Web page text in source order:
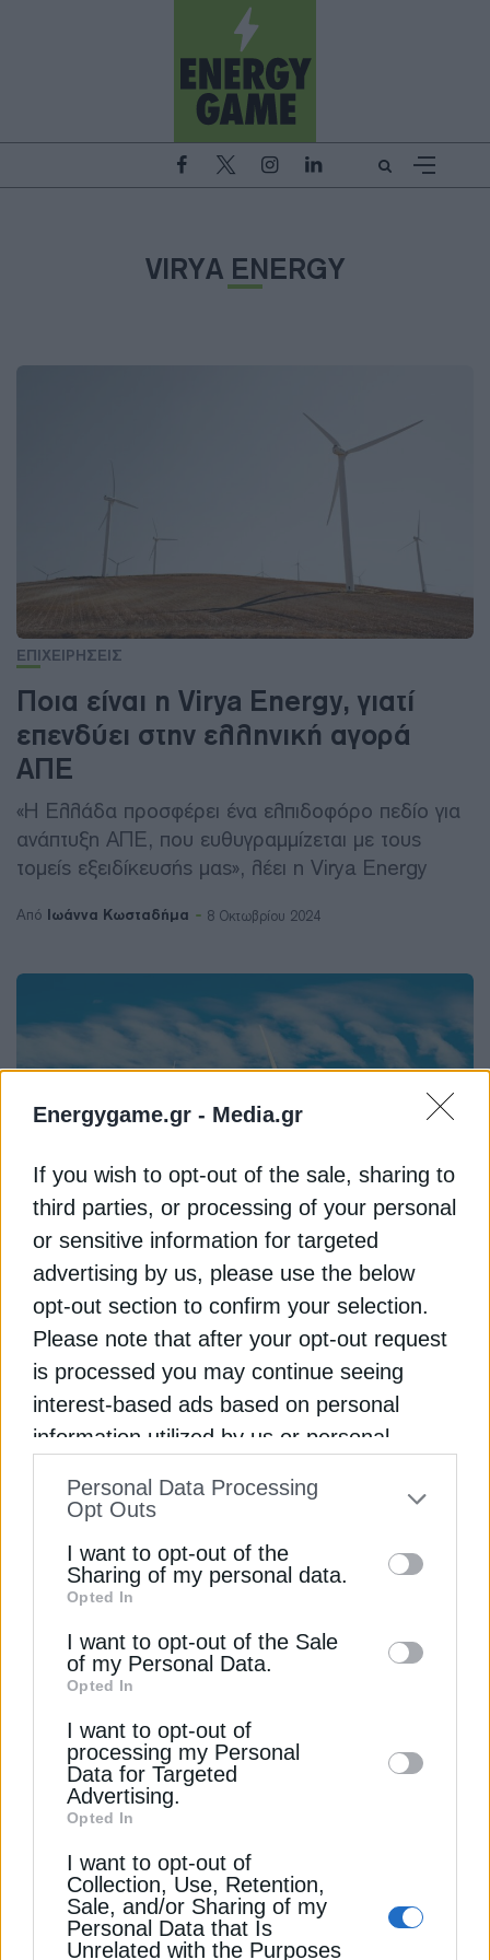
Energygame.gr - Media.gr
If you wish to opt-out of the sale, sharing to
third parties, or processing of your personal
or sensitive information for targeted
advertising by us, please use the below
opt-out section to confirm your selection.
Please note that after your opt-out request
is processed you may continue seeing
interest-based ads based on personal
information utilized by us or personal
to your opt-out. You may separately opt-out
information by third parties on the IAB’s list
of downstream participants. This
information may also be disclosed by us to
third parties on theIAB’s List of
Downstream Participants
disclose it to other third parties.
Personal Data Processing
Opt Outs
I want to opt-out of the
Sharing of my personal data.
Opted In
I want to opt-out of the Sale
of my Personal Data.
Opted In
I want to opt-out of
processing my Personal
Data for Targeted
Advertising.
Opted In
I want to opt-out of
Collection, Use, Retention,
Sale, and/or Sharing of my
Personal Data that Is
Unrelated with the Purposes
VIRYA ENERGY
ΕΠΙΧΕΙΡΗΣΕΙΣ
Ποια είναι η Virya Energy, γιατί
επενδύει στην ελληνική αγορά
ΑΠΕ
«Η Ελλάδα προσφέρει ένα ελπιδοφόρο πεδίο για
ανάπτυξη ΑΠΕ, που ευθυγραμμίζεται με τους
τομείς εξειδίκευσής μας», λέει η Virya Energy
Από Ιωάννα Κωσταδήμα 8 Οκτωβρίου 2024
ΑΝΑΝΕΩΣΙΜΕΣ ΠΗΓΕΣ
Virya Energy: Συνεργασία με
Zephiros για αιολικό πάρκο στην
Εύβοια
Η Virya Energy, ανακοινώνει τη σύναψη
στρατηγικής συνεργασίας με τη Zephiros Ltd για
την ανάπτυξη αιολικού πάρκου στην Εύβοια,
ισχύος 250MW
Newsroom 7 Οκτωβρίου 2024
01
Πυρκαγιές: Πολύ υψηλός κίνδυνος το
Σάββατο για Κρήτη και Βόρειο Αιγαίο
7 Αυγούστου 2026
02
ΠΡΩΤΕΣ ΥΛΕΣ
Χαλκός: Αυξάνονται οι τιμές λόγω
σκληρού ανταγωνισμού ΗΠΑ – Κίνας
7 Αυγούστου 2026
ΠΕΡΙΒΑΛΛΟΝ